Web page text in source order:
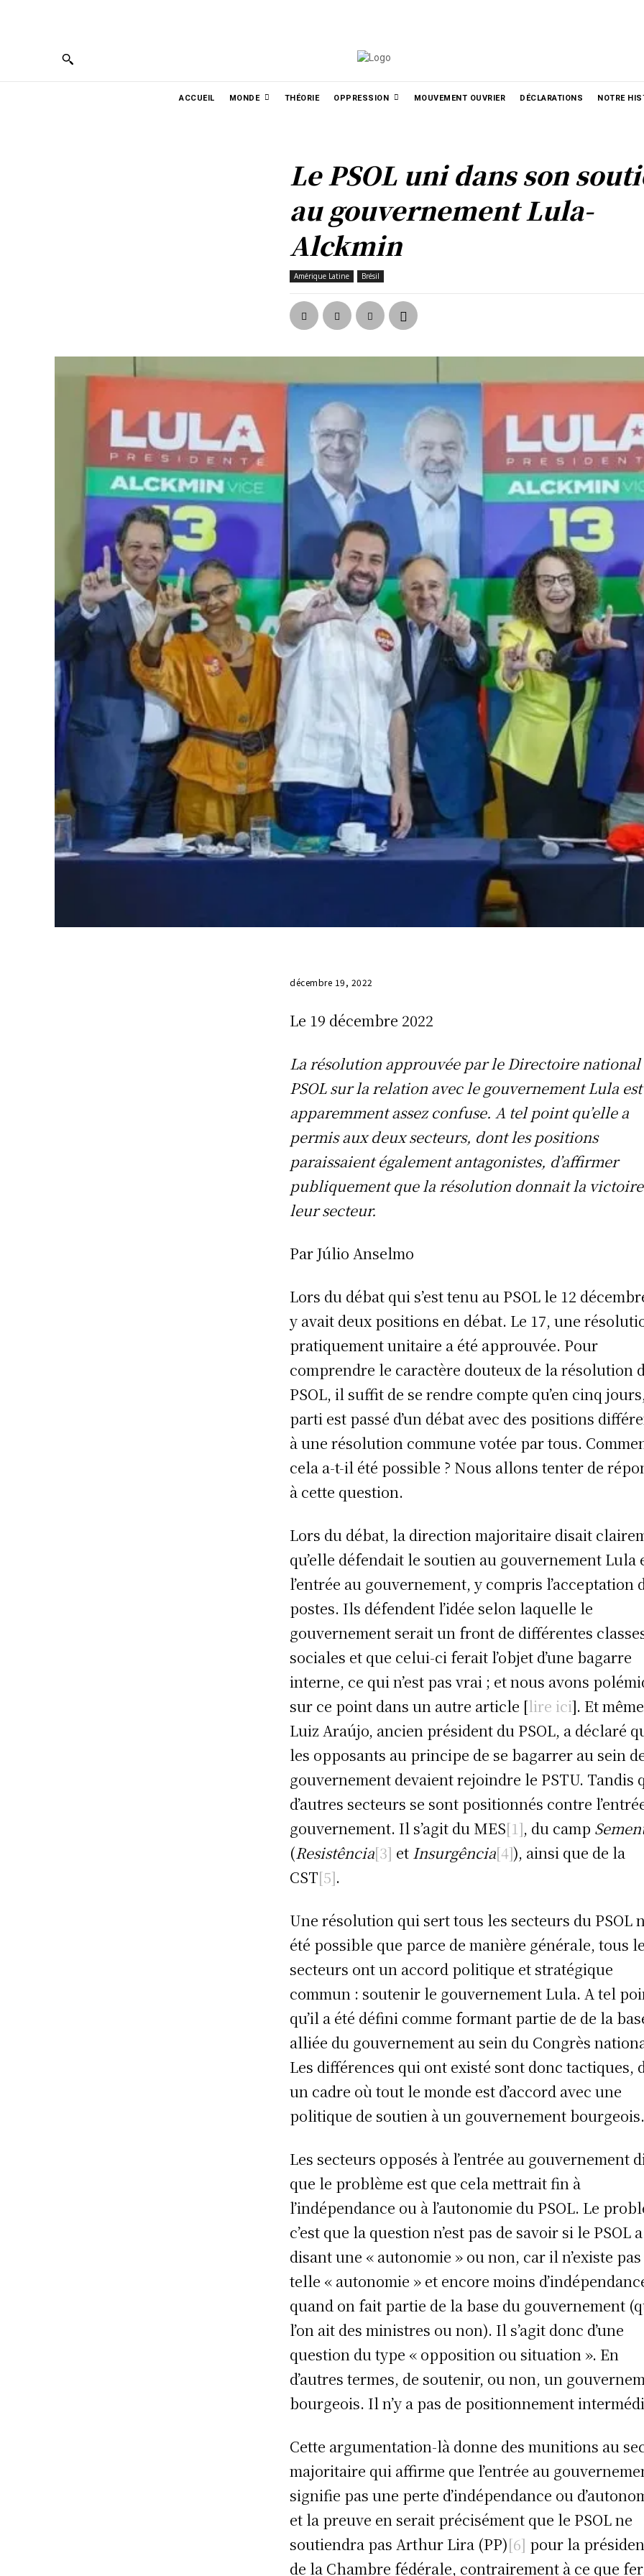
ACCUEIL MONDE THÉORIE OPPRESSION MOUVEMENT OUVRIER DÉCLARATIONS NOTRE
Le PSOL uni dans son
au gouvernement Lula-
Alckmin
Amérique Latine Brésil
décembre 19, 2022
Le 19 décembre 2022
La résolution approuvée par le Directoire
PSOL sur la relation avec le gouvernement Lula est
apparemment assez confuse. A tel point qu’elle a
permis aux deux secteurs, dont les positions
paraissaient également antagonistes, d’affirmer
publiquement que la résolution donnait la
leur secteur.
Par Júlio Anselmo
Lors du débat qui s’est tenu au PSOL le 12
y avait deux positions en débat. Le 17, une
pratiquement unitaire a été approuvée. Pour
comprendre le caractère douteux de la résolution
PSOL, il suffit de se rendre compte qu’en cinq
parti est passé d’un débat avec des positions
à une résolution commune votée par tous.
cela a-t-il été possible ? Nous allons tenter de
à cette question.
Lors du débat, la direction majoritaire disait
qu’elle défendait le soutien au gouvernement Lula
l’entrée au gouvernement, y compris l’acceptation
postes. Ils défendent l’idée selon laquelle le
gouvernement serait un front de différentes
sociales et que celui-ci ferait l’objet d’une bagarre
interne, ce qui n’est pas vrai ; et nous avons
sur ce point dans un autre article [lire ici]. Et même
Luiz Araújo, ancien président du PSOL, a déclaré
les opposants au principe de se bagarrer au sein
gouvernement devaient rejoindre le PSTU. Tandis
d’autres secteurs se sont positionnés contre
gouvernement. Il s’agit du MES[1], du camp
(Resistência[3] et Insurgência[4]), ainsi que de la
CST[5].
Une résolution qui sert tous les secteurs du PSOL
été possible que parce de manière générale, tous
secteurs ont un accord politique et stratégique
commun : soutenir le gouvernement Lula. A tel
qu’il a été défini comme formant partie de de la
alliée du gouvernement au sein du Congrès
Les différences qui ont existé sont donc tactiques,
un cadre où tout le monde est d’accord avec une
politique de soutien à un gouvernement bourgeois.
Les secteurs opposés à l’entrée au gouvernement
que le problème est que cela mettrait fin à
l’indépendance ou à l’autonomie du PSOL. Le
c’est que la question n’est pas de savoir si le PSOL
disant une « autonomie » ou non, car il n’existe pas
telle « autonomie » et encore moins
quand on fait partie de la base du gouvernement
l’on ait des ministres ou non). Il s’agit donc d’une
question du type « opposition ou situation ». En
d’autres termes, de soutenir, ou non, un
bourgeois. Il n’y a pas de positionnement
Cette argumentation-là donne des munitions au
majoritaire qui affirme que l’entrée au
signifie pas une perte d’indépendance ou
et la preuve en serait précisément que le PSOL ne
soutiendra pas Arthur Lira (PP)[6] pour la
de la Chambre fédérale, contrairement à ce que